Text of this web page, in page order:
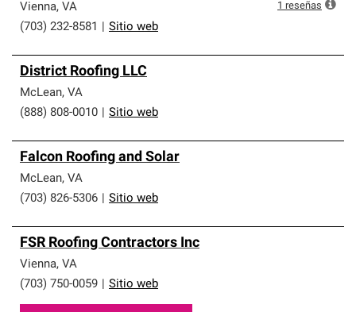
Vienna, VA
(703) 232-8581
Sitio web
1 reseñas
District Roofing LLC
McLean, VA
(888) 808-0010
Sitio web
Falcon Roofing and Solar
McLean, VA
(703) 826-5306
Sitio web
FSR Roofing Contractors Inc
Vienna, VA
(703) 750-0059
Sitio web